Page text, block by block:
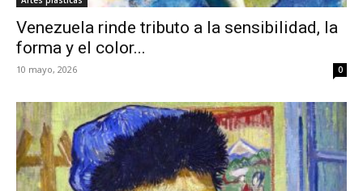
Venezuela rinde tributo a la sensibilidad, la
forma y el color...
10 mayo, 2026 0